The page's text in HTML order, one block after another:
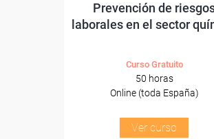
Prevención de
laborales en el sector
Curso Gratuito
50 horas
Online (toda España)
Ver curso